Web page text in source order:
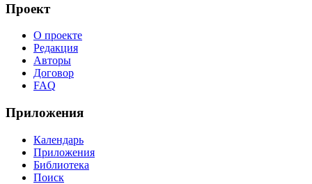
Проект
О проекте
Редакция
Авторы
Договор
FAQ
Приложения
Календарь
Приложения
Библиотека
Поиск